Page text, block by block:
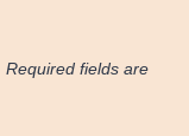
Required fields are